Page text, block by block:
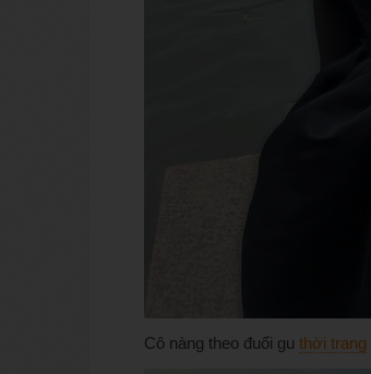
Cô nàng theo đuổi gu thời trang